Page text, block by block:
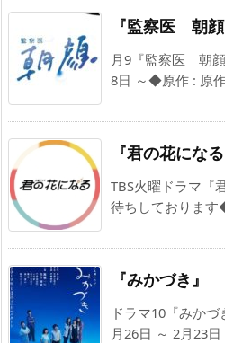
『監察医 朝顔
月9『監察医 朝
8日 ～◆原作 : 原
『君の花になる
TBS火曜ドラマ『
待ちしておりま
『みかづき』
ドラマ10『みか
月26日 ～ 2月23